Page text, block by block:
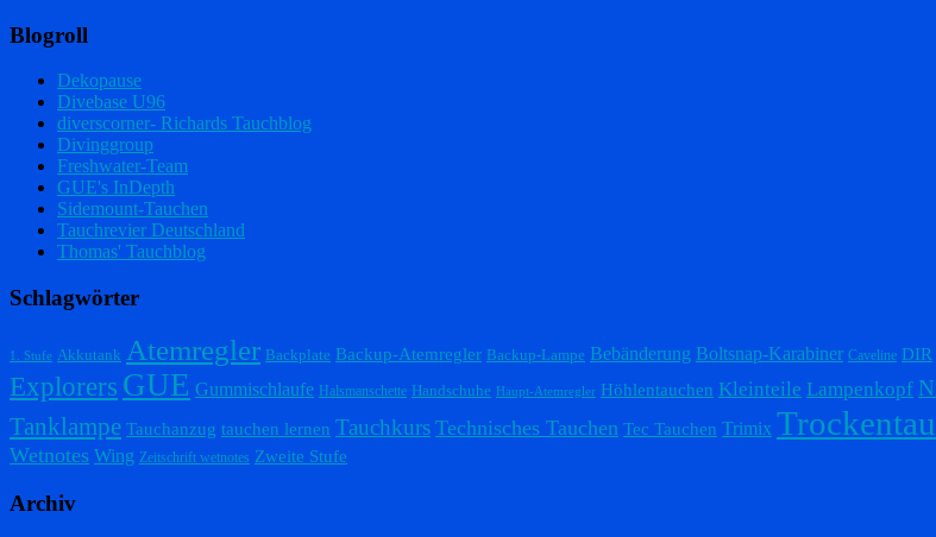
Blogroll
Dekopause
Divebase U96
diverscorner- Richards Tauchblog
Divinggroup
Freshwater-Team
GUE's InDepth
Sidemount-Tauchen
Tauchrevier Deutschland
Thomas' Tauchblog
Schlagwörter
1. Stufe Akkutank Atemregler Backplate Backup-Atemregler Backup-Lampe Bebänderung Boltsnap-Karabiner Caveline DIR
Explorers GUE Gummischlaufe Halsmanschette Handschuhe Haupt-Atemregler Höhlentauchen Kleinteile Lampenkopf
Tanklampe Tauchanzug tauchen lernen Tauchkurs Technisches Tauchen Tec Tauchen Trimix
Wetnotes Wing Zeitschrift wetnotes Zweite Stufe
Archiv